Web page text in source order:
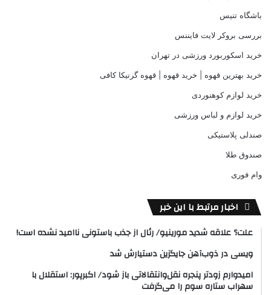
باشگاه تنیس
بررسی بروکر لایت فایننس
خرید اسکوربورد ورزشی در تهران
خرید بهترین قهوه | خرید قهوه | قهوه گرنیکا کافی
خرید لوازم کوهنوردی
خرید لوازم و لباس ورزشی
صندلی پلاستیکی
صندوق طلا
وام فوری
اخبار مرتبط با این خبر
علت؟ علاقه شدید مورینیو/ رئال از جذب باستونی ناامید نشده است!
ویسی در ذوب‌آهن جایگزین دستیارش شد
امیدوارم زودتر پنجره نقل‌وانتقالاتی باز شود/ اکبرپور: استقلال با
سهراب ستاره سوم را می‌گرفت